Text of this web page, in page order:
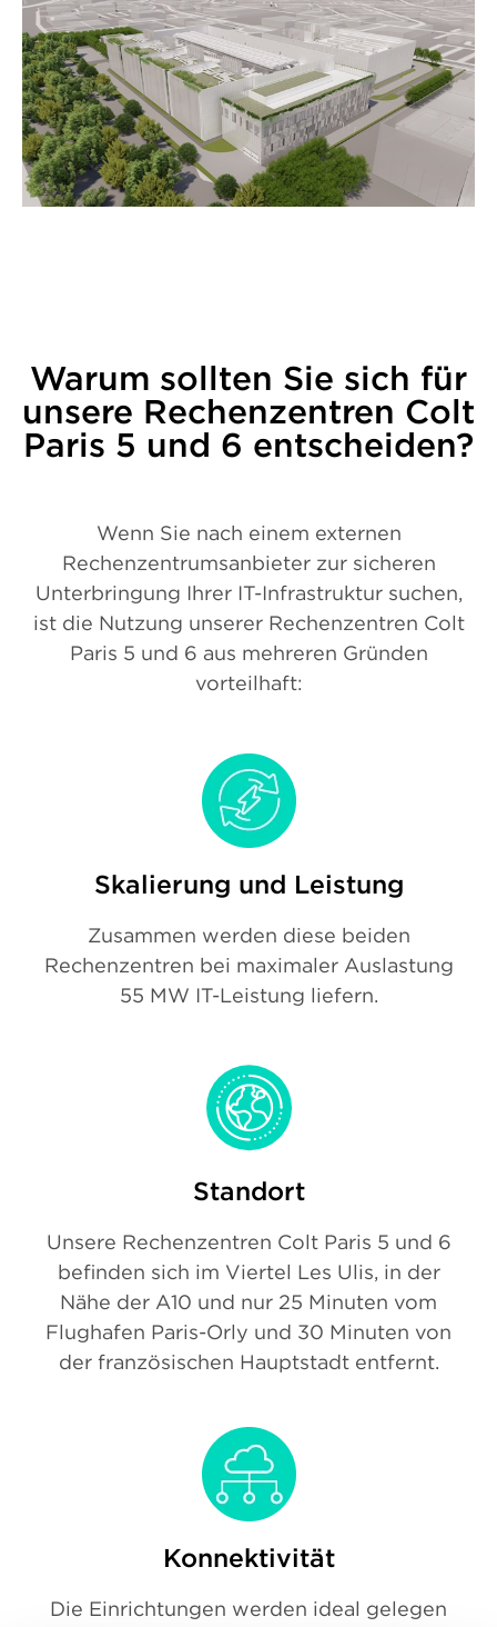
Warum sollten Sie sich für
unsere Rechenzentren Colt
Paris 5 und 6 entscheiden?
Wenn Sie nach einem externen
Rechenzentrumsanbieter zur sicheren
Unterbringung Ihrer IT-Infrastruktur suchen,
ist die Nutzung unserer Rechenzentren Colt
Paris 5 und 6 aus mehreren Gründen
vorteilhaft:
Skalierung und Leistung
Zusammen werden diese beiden
Rechenzentren bei maximaler Auslastung
55 MW IT-Leistung liefern.
Standort
Unsere Rechenzentren Colt Paris 5 und 6
befinden sich im Viertel Les Ulis, in der
Nähe der A10 und nur 25 Minuten vom
Flughafen Paris-Orly und 30 Minuten von
der französischen Hauptstadt entfernt.
Konnektivität
Die Einrichtungen werden ideal gelegen